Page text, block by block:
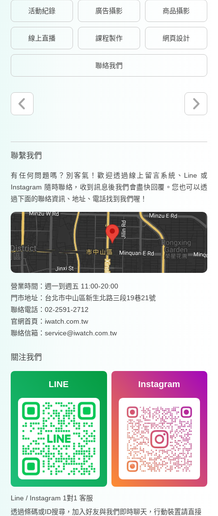
活動紀錄 廣告攝影 商品攝影
線上直播 課程製作 網頁設計
聯絡我們
聯繫我們
有任何問題嗎？別客氣！歡迎透過線上留言系統、Line 或
Instagram 隨時聯絡，收到訊息後我們會盡快回覆。您也可以透
過下面的聯絡資訊、地址、電話找到我們喔！
營業時間：週一到週五 11:00-20:00
門市地址：台北市中山區新生北路三段19巷21號
聯絡電話：02-2591-2712
官網首頁： iwatch.com.tw
聯絡信箱：service@iwatch.com.tw
關注我們
LINE Instagram
Line / Instagram 1對1 客服
透過條碼或ID搜尋，加入好友與我們即時聊天，行動裝置請直接